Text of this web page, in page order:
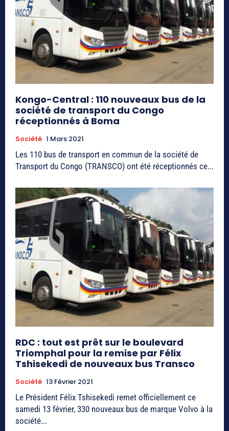
Kongo-Central : 110 nouveaux bus de la
société de transport du Congo
réceptionnés à Boma
Société 1 Mars 2021
Les 110 bus de transport en commun de la société de
Transport du Congo (TRANSCO) ont été réceptionnés ce...
RDC : tout est prêt sur le boulevard
Triomphal pour la remise par Félix
Tshisekedi de nouveaux bus Transco
Société 13 Février 2021
Le Président Félix Tshisekedi remet officiellement ce
samedi 13 février, 330 nouveaux bus de marque Volvo à la
société...